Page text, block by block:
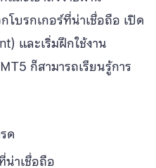
โบรกเกอร์ที่น่าเชื่อถือ เปิด
และเริ่มฝึกใช้งาน
ก็สามารถเรียนรู้การ
ด
น่าเชื่อถือ